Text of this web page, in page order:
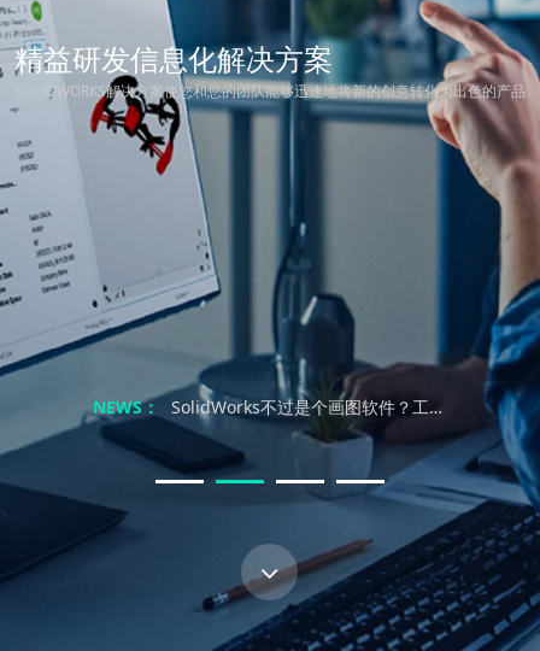
地将新的创意转化为出色的产品
NEWS：
秒设计 燃创意｜南京科德锐SOLIDWORKS 2026新产品发布会邀您解锁工业设计新体验···
SolidWorks不过是个画图软件？工程师笑了：你根本不懂三维设计的灵魂！
别再浪费时间找教程了！SOLIDWORKS自学真能速成？
SolidWorks三维制图培训：自学是条弯路？三大误区让90%的工程师付出代价！
SolidWorks培训：自学能行？别傻了！这才是职场逆袭的真相！
「钣金专家的试金石」CSWP-SM来了，快来试试你是不是行业专家！
不止是复制：解锁SOLIDWORKS镜像与阵列的高效协同设计力